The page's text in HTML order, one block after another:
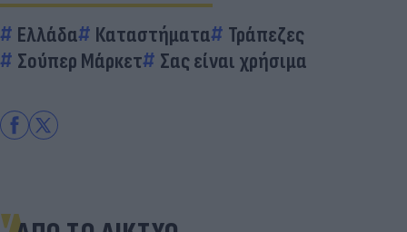
Ελλάδα Καταστήματα
Τράπεζες
Σούπερ Μάρκετ
Σας είναι χρήσιμα